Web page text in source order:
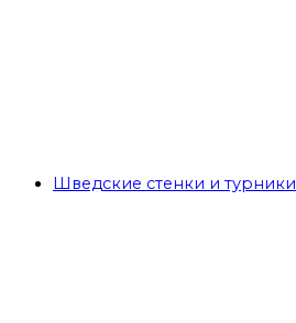
Шведские стенки и турники